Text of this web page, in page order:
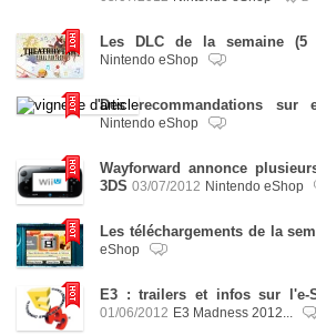
Les DLC de la semaine (5
Nintendo eShop
Des recommandations sur
Nintendo eShop
Wayforward annonce
3DS 03/07/2012 Nintendo eShop
Les téléchargements de la
eShop
E3 : trailers et infos sur l'e-
01/06/2012 E3 Madness 2012...